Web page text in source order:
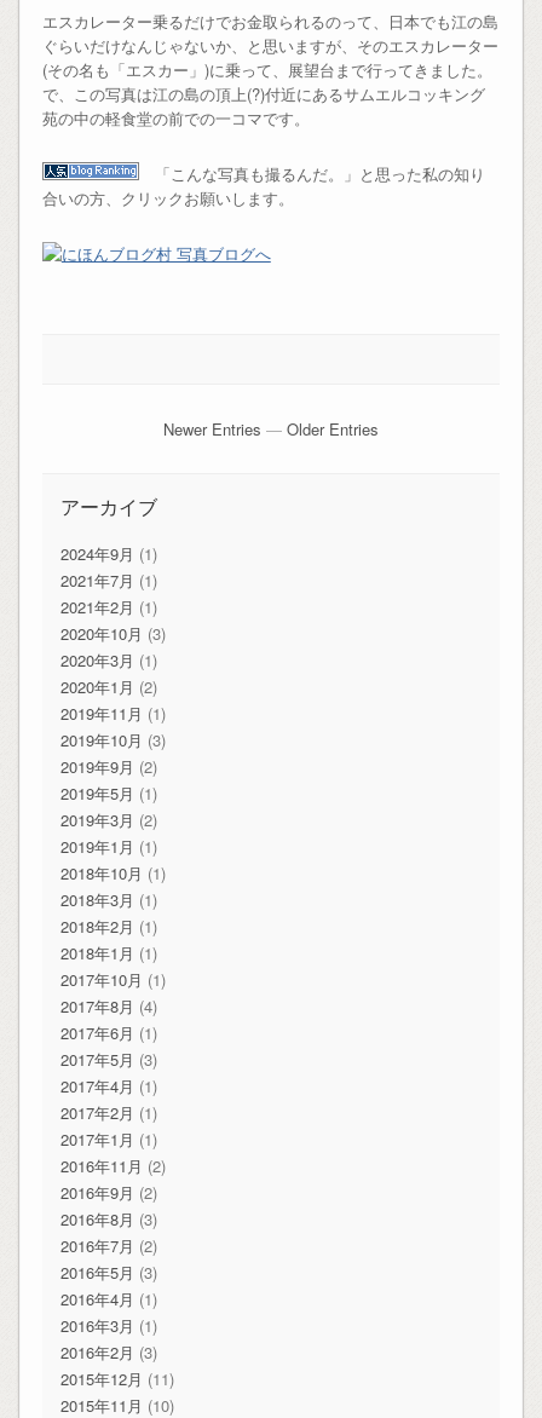
エスカレーター乗るだけでお金取られるのって、日本でも江の島
ぐらいだけなんじゃないか、と思いますが、そのエスカレーター
(その名も「エスカー」)に乗って、展望台まで行ってきました。
で、この写真は江の島の頂上(?)付近にあるサムエルコッキング
苑の中の軽食堂の前での一コマです。
「こんな写真も撮るんだ。」と思った私の知り
合いの方、クリックお願いします。
Newer Entries — Older Entries
アーカイブ
2024年9月 (1)
2021年7月 (1)
2021年2月 (1)
2020年10月 (3)
2020年3月 (1)
2020年1月 (2)
2019年11月 (1)
2019年10月 (3)
2019年9月 (2)
2019年5月 (1)
2019年3月 (2)
2019年1月 (1)
2018年10月 (1)
2018年3月 (1)
2018年2月 (1)
2018年1月 (1)
2017年10月 (1)
2017年8月 (4)
2017年6月 (1)
2017年5月 (3)
2017年4月 (1)
2017年2月 (1)
2017年1月 (1)
2016年11月 (2)
2016年9月 (2)
2016年8月 (3)
2016年7月 (2)
2016年5月 (3)
2016年4月 (1)
2016年3月 (1)
2016年2月 (3)
2015年12月 (11)
2015年11月 (10)